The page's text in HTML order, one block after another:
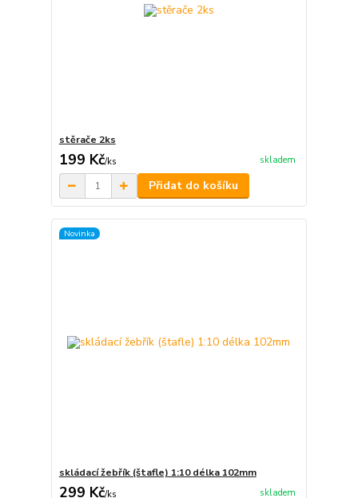
stěrače 2ks
199 Kč/ks skladem
Přidat do košíku
Novinka
skládací žebřík (štafle) 1:10 délka 102mm
299 Kč/ks skladem